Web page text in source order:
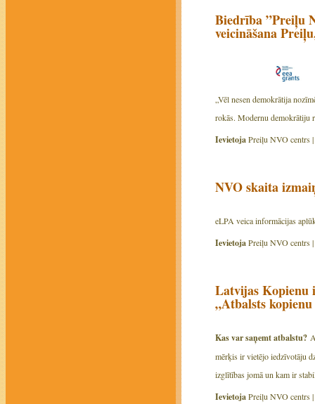
Biedrība ”Preiļu
veicināšana
„Vēl nesen demokrātija
rokās. Modernu demokrātiju
IevietojaPreiļu NVO centrs |
NVO skaita
eLPA veica informācijas
IevietojaPreiļu NVO centrs |
Latvijas Kopienu
„Atbalsts
Kas var saņemt atbalstu?
mērķis ir vietējo iedzīvotāju
izglītības jomā un kam ir
IevietojaPreiļu NVO centrs |